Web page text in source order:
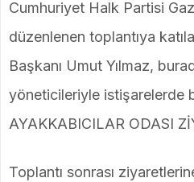
Cumhuriyet Halk Partisi
düzenlenen toplantıya
Başkanı Umut Yılmaz,
yöneticileriyle istişarelerde
AYAKKABICILAR ODASI
Toplantı sonrası